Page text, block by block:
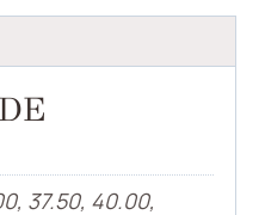
37.50, 40.00,